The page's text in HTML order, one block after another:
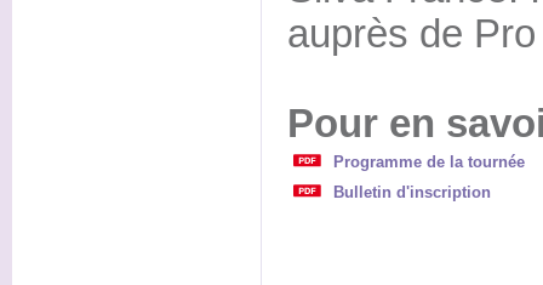
auprès de
Pour en
Programme de la tournée
Bulletin d'inscription